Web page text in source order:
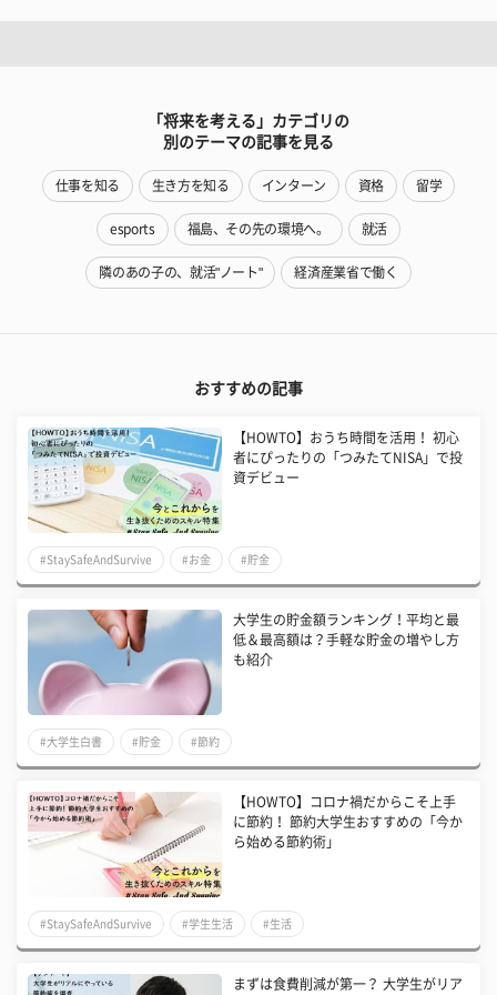
「将来を考える」カテゴリの
別のテーマの記事を見る
仕事を知る 生き方を知る インターン 資格 留学
esports 福島、その先の環境へ。 就活
隣のあの子の、就活"ノート" 経済産業省で働く
おすすめの記事
【HOWTO】おうち時間を活用！ 初心
者にぴったりの「つみたてNISA」で投
資デビュー
#StaySafeAndSurvive #お金 #貯金
大学生の貯金額ランキング！平均と最
低＆最高額は？手軽な貯金の増やし方
も紹介
#大学生白書 #貯金 #節約
【HOWTO】コロナ禍だからこそ上手
に節約！ 節約大学生おすすめの「今か
ら始める節約術」
#StaySafeAndSurvive #学生生活 #生活
まずは食費削減が第一？ 大学生がリア